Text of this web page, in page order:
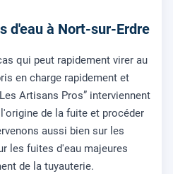
d'eau à Nort-sur-Erdre
qui peut rapidement virer au
en charge rapidement et
Artisans Pros” interviennent
de la fuite et procéder
aussi bien sur les
les fuites d'eau majeures
de la tuyauterie.